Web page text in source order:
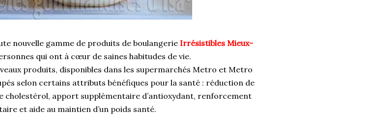
nouvelle gamme de produits de boulangerieIrrésistibles Mieux-
qui ont à cœur de saines habitudes de vie.
produits, disponibles dans les supermarchés Metro et Metro
selon certains attributs bénéfiques pour la santé : réduction de
cholestérol, apport supplémentaire d’antioxydant, renforcement
et aide au maintien d’un poids santé.